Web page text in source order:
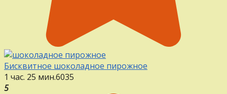
Бисквитное шоколадное пирожное
1 час. 25 мин.6035
5